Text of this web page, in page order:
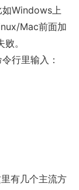
如Windows上
Mac前面加
。
行里输入：
有几个主流方